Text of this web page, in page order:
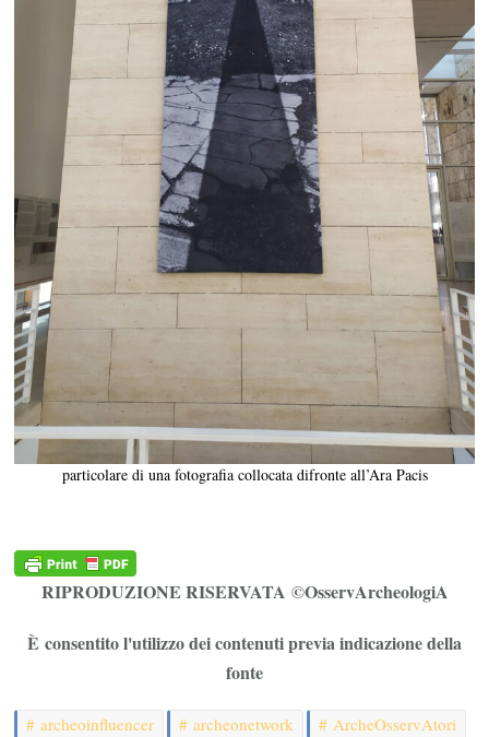
particolare di una fotografia collocata difronte all’Ara Pacis
RIPRODUZIONE RISERVATA ©OsservArcheologiA
È consentito l'utilizzo dei contenuti previa indicazione della
fonte
archeoinfluencer archeonetwork
ArcheOsservAtori